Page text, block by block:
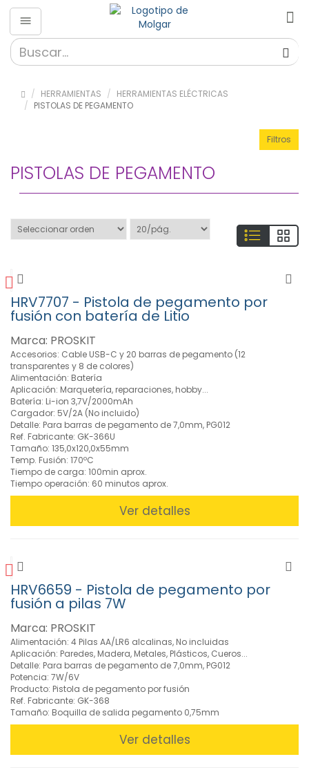
HERRAMIENTAS
HERRAMIENTAS ELÉCTRICAS
PISTOLAS DE PEGAMENTO
Herramientas
»
(56)
Optica
(26)
HAKKO
(650)
(324)
»
Herramientas
1000V (37)
»
Herramientas
Eléctricas
(43)
Corte,
sellado
y
reparación
de
plásticos
Aire
Caliente
Pistolas
de
Pegamento
(9)
»
Instrumentación
» Juegos de
Filtros
PISTOLAS DE PEGAMENTO
HRV7707 - Pistola de pegamento por
fusión con batería de Litio
Marca: PROSKIT
Accesorios: Cable USB-C y 20 barras de pegamento (12
transparentes y 8 de colores)
Alimentación: Batería
Aplicación: Marquetería, reparaciones, hobby...
Batería: Li-ion 3,7V/2000mAh
Cargador: 5V/2A (No incluido)
Detalle: Para barras de pegamento de 7,0mm, PG012
Ref. Fabricante: GK-366U
Tamaño: 135,0x120,0x55mm
Temp. Fusión: 170ºC
Tiempo de carga: 100min aprox.
Tiempo operación: 60 minutos aprox.
Ver detalles
HRV6659 - Pistola de pegamento por
fusión a pilas 7W
Marca: PROSKIT
Alimentación: 4 Pilas AA/LR6 alcalinas, No incluidas
Aplicación: Paredes, Madera, Metales, Plásticos, Cueros...
Detalle: Para barras de pegamento de 7,0mm, PG012
Potencia: 7W/6V
Producto: Pistola de pegamento por fusión
Ref. Fabricante: GK-368
Tamaño: Boquilla de salida pegamento 0,75mm
Ver detalles